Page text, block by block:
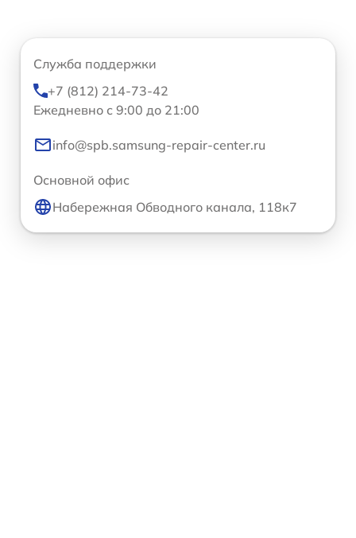
Служба поддержки
+7 (812) 214-73-42
Ежедневно с 9:00 до 21:00
info@spb.samsung-repair-center.ru
Основной офис
Набережная Обводного канала, 118к7